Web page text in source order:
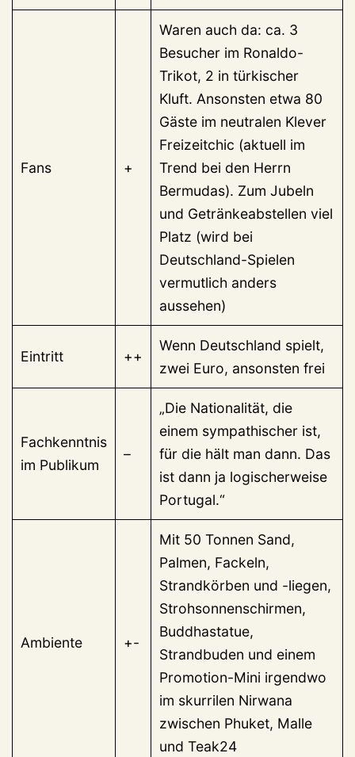
Fans +
Waren auch da: ca. 3
Besucher im Ronaldo-
Trikot, 2 in türkischer
Kluft. Ansonsten etwa 80
Gäste im neutralen Klever
Freizeitchic (aktuell im
Trend bei den Herrn
Bermudas). Zum Jubeln
und Getränkeabstellen viel
Platz (wird bei
Deutschland-Spielen
vermutlich anders
aussehen)
Eintritt ++
Wenn Deutschland spielt,
zwei Euro, ansonsten frei
Fachkenntnis
im Publikum
–
„Die Nationalität, die
einem sympathischer ist,
für die hält man dann. Das
ist dann ja logischerweise
Portugal.“
Ambiente +-
Mit 50 Tonnen Sand,
Palmen, Fackeln,
Strandkörben und -liegen,
Strohsonnenschirmen,
Buddhastatue,
Strandbuden und einem
Promotion-Mini irgendwo
im skurrilen Nirwana
zwischen Phuket, Malle
und Teak24